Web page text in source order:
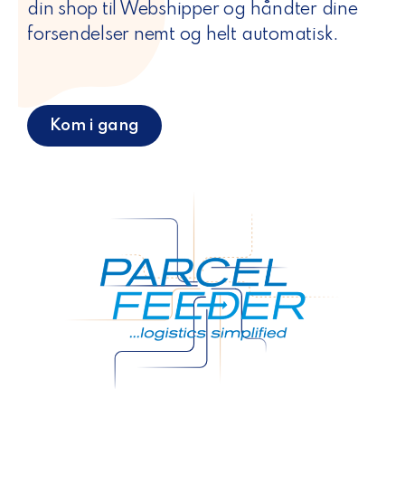
din shop til Webshipper og håndter dine
forsendelser nemt og helt automatisk.
Kom i gang